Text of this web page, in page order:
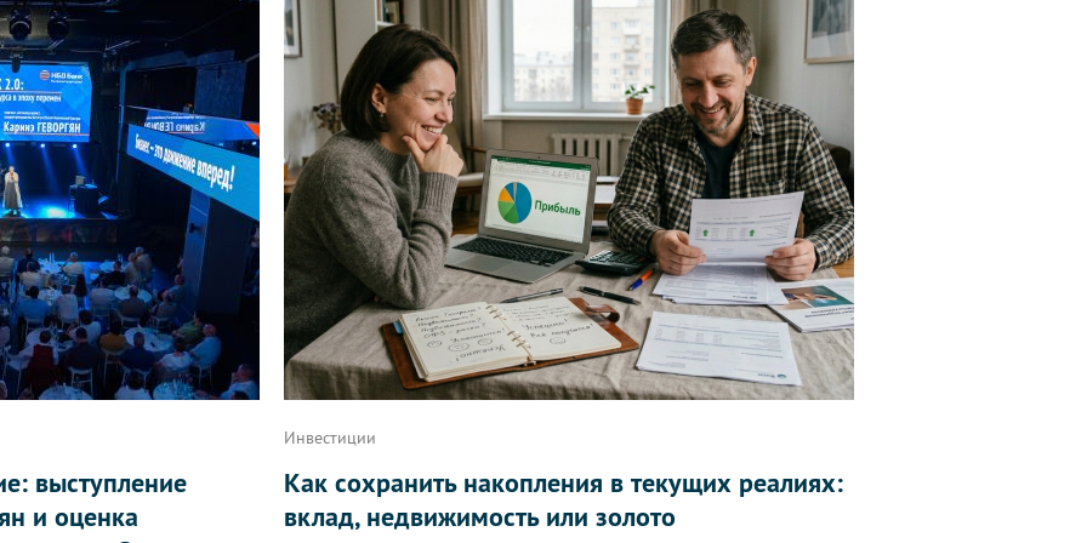
выступление
и оценка
Инвестиции
Как сохранить накопления в текущих реалиях:
вклад, недвижимость или золото